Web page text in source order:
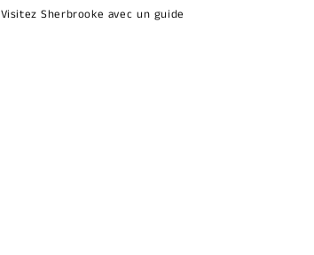
Visitez Sherbrooke avec un guide